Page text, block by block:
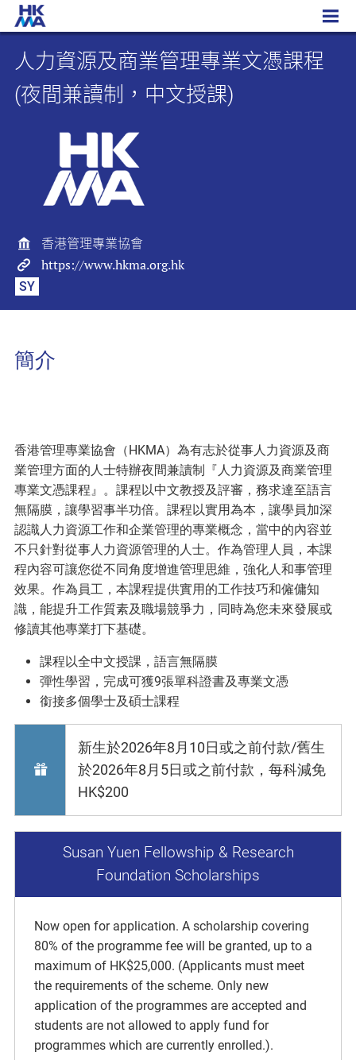
人力資源及商業管理專業文憑課程 (夜間兼讀制，中文授課)
人力資源及商業管理專業文憑課程
(夜間兼讀制，中文授課)
香港管理專業協會
https://www.hkma.org.hk
SY
簡介
香港管理專業協會（HKMA）為有志於從事人力資源及商
業管理方面的人士特辦夜間兼讀制『人力資源及商業管理
專業文憑課程』。課程以中文教授及評審，務求達至語言
無隔膜，讓學習事半功倍。課程以實用為本，讓學員加深
認識人力資源工作和企業管理的專業概念，當中的內容並
不只針對從事人力資源管理的人士。作為管理人員，本課
程內容可讓您從不同角度增進管理思維，強化人和事管理
效果。作為員工，本課程提供實用的工作技巧和僱傭知
識，能提升工作質素及職場競爭力，同時為您未來發展或
修讀其他專業打下基礎。
課程以全中文授課，語言無隔膜
彈性學習，完成可獲9張單科證書及專業文憑
銜接多個學士及碩士課程
新生於2026年8月10日或之前付款/舊生
於2026年8月5日或之前付款，每科減免
HK$200
Susan Yuen Fellowship & Research
Foundation Scholarships
Now open for application. A scholarship covering
80% of the programme fee will be granted, up to a
maximum of HK$25,000. (Applicants must meet
the requirements of the scheme. Only new
application of the programmes are accepted and
students are not allowed to apply fund for
programmes which are currently enrolled.).